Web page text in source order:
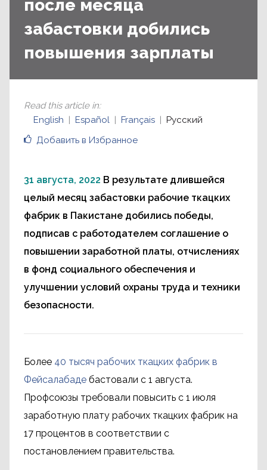
после месяца
забастовки добились
повышения зарплаты
Добавить в Избранное
Read this article in:
English
Español Français Русский
31 августа, 2022 В результате длившейся
целый месяц забастовки рабочие ткацких
фабрик в Пакистане добились победы,
подписав с работодателем соглашение о
повышении заработной платы, отчислениях
в фонд социального обеспечения и
улучшении условий охраны труда и техники
безопасности.
Более 40 тысяч рабочих ткацких фабрик в
Фейсалабаде бастовали с 1 августа.
Профсоюзы требовали повысить с 1 июля
заработную плату рабочих ткацких фабрик на
17 процентов в соответствии с
постановлением правительства.